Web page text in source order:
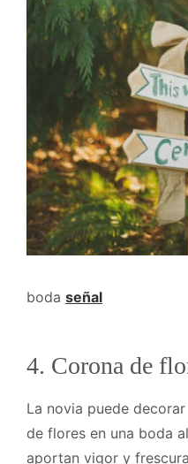
boda señal
4. Corona de
La novia puede
de flores en una boda
aportan vigor y